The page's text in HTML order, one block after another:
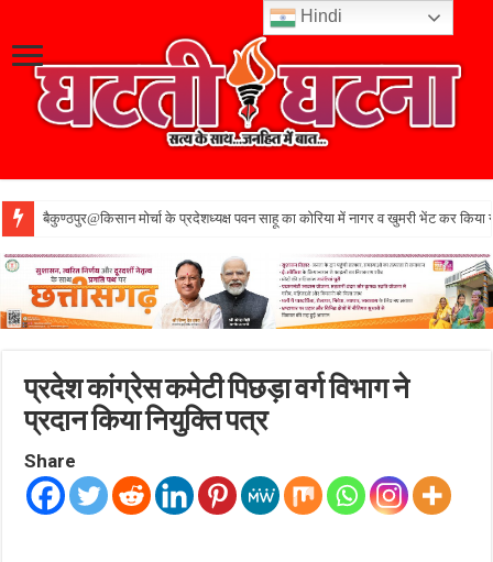
बैकुण्ठपुर@किसान मोर्चा के प्रदेशध्यक्ष पवन साहू का कोरिया में नागर व खुमरी भेंट कर किया
प्रदेश कांग्रेस कमेटी पिछड़ा वर्ग विभाग ने
प्रदान किया नियुक्ति पत्र
Share
Hindi